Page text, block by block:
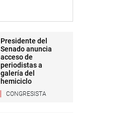
Presidente del
Senado anuncia
acceso de
periodistas a
galería del
hemiciclo
CONGRESISTA